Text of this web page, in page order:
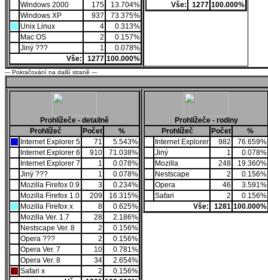
Windows 2000
175
13.704%
Windows XP
937
73.375%
Unix Linux
4
0.313%
Mac OS
2
0.157%
Jiný ???
1
0.078%
Vše:
1277 100.000%
Vše:
1277 100.000%
--- Pokračování na další straně ---
Prohlížeče - detailně
Prohlížeč
Počet
%
Internet Explorer 5
71
5.543%
Internet Explorer 6
910
71.038%
Internet Explorer 7
1
0.078%
Jiný ???
1
0.078%
Mozilla Firefox 0.9
3
0.234%
Mozilla Firefox 1.0
209
16.315%
Mozilla Firefox x
8
0.625%
Mozilla Ver. 1.7
28
2.186%
Nestscape Ver. 8
2
0.156%
Opera ???
2
0.156%
Opera Ver. 7
10
0.781%
Opera Ver. 8
34
2.654%
Safari x
2
0.156%
Prohlížeče - rodiny
Prohlížeč
Počet
%
Internet Explorer
982
76.659%
Jiný
1
0.078%
Mozilla
248
19.360%
Nestscape
2
0.156%
Opera
46
3.591%
Safari
2
0.156%
Vše:
1281 100.000%